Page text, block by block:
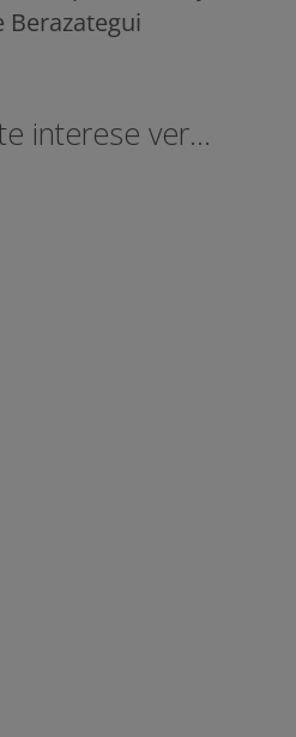
Berazategui
interese ver...